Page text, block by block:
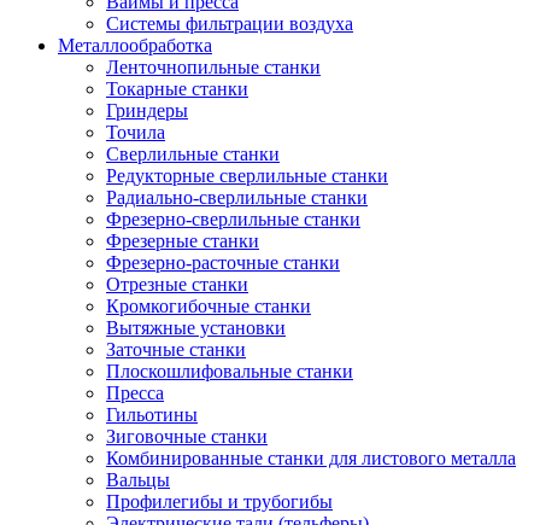
Системы фильтрации воздуха
Металлообработка
Ленточнопильные станки
Токарные станки
Гриндеры
Точила
Сверлильные станки
Редукторные сверлильные станки
Радиально-сверлильные станки
Фрезерно-сверлильные станки
Фрезерные станки
Фрезерно-расточные станки
Отрезные станки
Кромкогибочные станки
Вытяжные установки
Заточные станки
Плоскошлифовальные станки
Пресса
Гильотины
Зиговочные станки
Комбинированные станки для листового металла
Вальцы
Профилегибы и трубогибы